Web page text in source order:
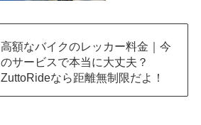
高額なバイクのレッカー料金｜今
のサービスで本当に大丈夫？
ZuttoRideなら距離無制限だよ！